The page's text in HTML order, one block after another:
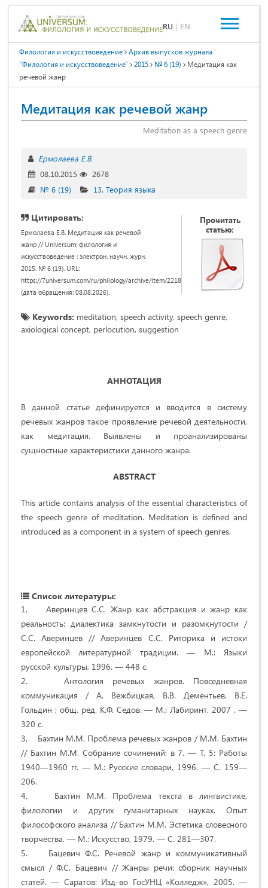
RU | EN
Филология и искусствоведение
Архив выпусков журнала
"Филология и искусствоведение"
2015 № 6 (19)
Медитация как
речевой жанр
Медитация как речевой жанр
Meditation as a speech genre
Ермолаева Е.В.
08.10.2015
2678
№ 6 (19)
13. Теория языка
Цитировать:
Ермолаева Е.В. Медитация как речевой
жанр // Universum: филология и
искусствоведение : электрон. научн. журн.
2015. № 6 (19). URL:
https://7universum.com/ru/philology/archive/item/2218
(дата обращения: 08.08.2026).
Прочитать
статью:
Keywords: meditation, speech activity, speech genre,
axiological concept, perlocution, suggestion
АННОТАЦИЯ
В данной статье дефинируется и вводится в систему
речевых жанров такое проявление речевой деятельности,
как медитация. Выявлены и проанализированы
сущностные характеристики данного жанра.
ABSTRACT
This article contains analysis of the essential characteristics of
the speech genre of meditation. Meditation is defined and
introduced as a component in a system of speech genres.
Список литературы:
1. Аверинцев С.С. Жанр как абстракция и жанр как
реальность: диалектика замкнутости и разомкнутости /
С.С. Аверинцев // Аверинцев С.С. Риторика и истоки
европейской литературной традиции. — М.: Языки
русской культуры, 1996. — 448 с.
2. Антология речевых жанров. Повседневная
коммуникация / А. Вежбицкая, В.В. Дементьев, В.Е.
Гольдин ; общ. ред. К.Ф. Седов. — М.: Лабиринт, 2007 . —
320 с.
3. Бахтин М.М. Проблема речевых жанров / М.М. Бахтин
// Бахтин М.М. Собрание сочинений: в 7. — Т. 5: Работы
1940—1960 гг. — М.: Русские словари, 1996. — С. 159—
206.
4. Бахтин М.М. Проблема текста в лингвистике,
филологии и других гуманитарных науках. Опыт
философского анализа // Бахтин М.М. Эстетика словесного
творчества. — М.: Искусство, 1979. — С. 281—307.
5. Бацевич Ф.С. Речевой жанр и коммуникативный
смысл / Ф.С. Бацевич // Жанры речи: сборник научных
статей. — Саратов: Изд-во ГосУНЦ «Колледж», 2005. —